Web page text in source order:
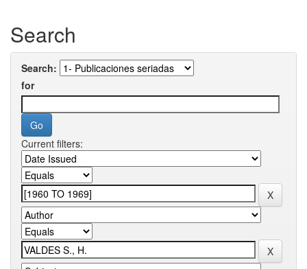
Search
Search:
for
Current filters: